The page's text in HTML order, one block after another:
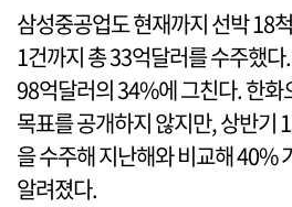
삼성중공업도 현재까지 선박 18
1건까지 총 33억달러를 수주했
98억달러의 34%에 그친다. 한화
목표를 공개하지 않지만, 상반기
을 수주해 지난해와 비교해 40%
알려졌다.